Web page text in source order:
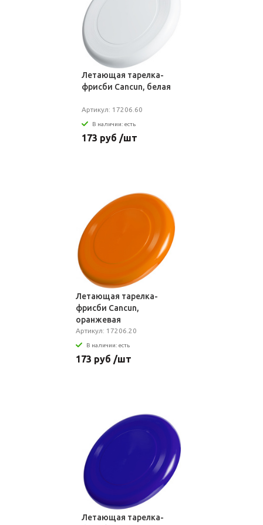
Летающая тарелка-
фрисби Cancun, белая
Артикул: 17206.60
В наличии: есть
173 руб /шт
Летающая тарелка-
фрисби Cancun,
оранжевая
Артикул: 17206.20
В наличии: есть
173 руб /шт
Летающая тарелка-